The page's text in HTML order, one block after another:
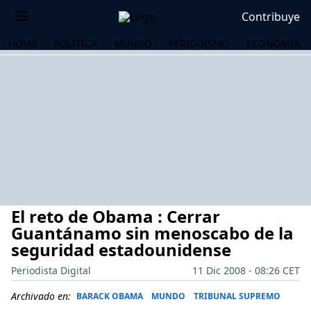
Contribuye
HOME POLÍTICA MUNDO PERIODISMO ECONOMÍA
El reto de Obama : Cerrar
Guantánamo sin menoscabo de la
seguridad estadounidense
Periodista Digital
11 Dic 2008 - 08:26 CET
Archivado en: BARACK OBAMA MUNDO TRIBUNAL SUPREMO